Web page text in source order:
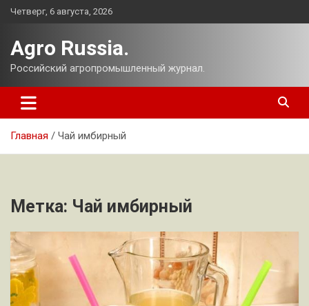
Перейти
Четверг, 6 августа, 2026
Agro Russia.
Российский агропромышленный журнал.
Главная Чай имбирный
Метка: Чай имбирный